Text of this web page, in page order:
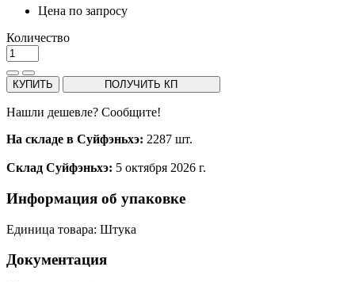
Цена по запросу
Количество
КУПИТЬ ПОЛУЧИТЬ КП
Нашли дешевле? Сообщите!
На складе в Суйфэньхэ: 2287 шт.
Склад Суйфэньхэ: 5 октября 2026 г.
Информация об упаковке
Единица товара: Штука
Документация